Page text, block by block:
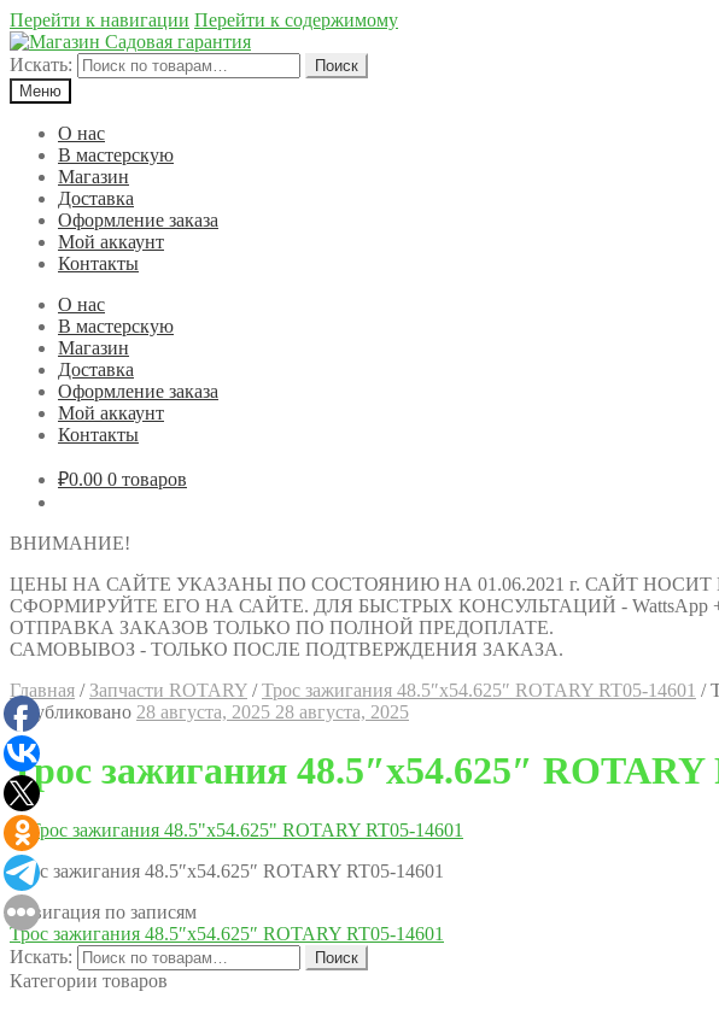
Перейти к навигации Перейти к содержимому
Искать:
Поиск
Меню
О нас
В мастерскую
Магазин
Доставка
Оформление заказа
Мой аккаунт
Контакты
О нас
В мастерскую
Магазин
Доставка
Оформление заказа
Мой аккаунт
Контакты
₽0.00 0 товаров
ВНИМАНИЕ!
ЦЕНЫ НА САЙТЕ УКАЗАНЫ ПО СОСТОЯНИЮ НА 01.06.2021 г. САЙТ
СФОРМИРУЙТЕ ЕГО НА САЙТЕ. ДЛЯ БЫСТРЫХ КОНСУЛЬТАЦИЙ - WattsApp
ОТПРАВКА ЗАКАЗОВ ТОЛЬКО ПО ПОЛНОЙ ПРЕДОПЛАТЕ.
САМОВЫВОЗ - ТОЛЬКО ПОСЛЕ ПОДТВЕРЖДЕНИЯ ЗАКАЗА.
Главная / Запчасти ROTARY /Трос зажигания 48.5″х54.625″ ROTARY RT05-14601 /
Опубликовано 28 августа, 2025 28 августа, 2025
Трос зажигания 48.5″х54.625″ ROTARY
Трос зажигания 48.5″х54.625″ ROTARY RT05-14601
Навигация по записям
Трос зажигания 48.5″х54.625″ ROTARY RT05-14601
Искать:
Поиск
Категории товаров